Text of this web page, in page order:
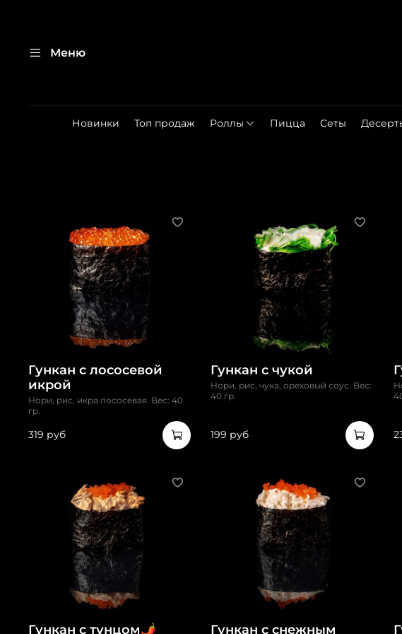
Меню
Новинки Топ продаж Роллы Пицца Сеты
Гункан с лососевой
икрой
Нори, рис, икра лососевая. Вес: 40
гр.
319 руб
Гункан с чукой
Нори, рис, чука, ореховый соус. Вес:
40 гр.
199 руб
Гункан с тунцом🌶️ Гункан с снежным